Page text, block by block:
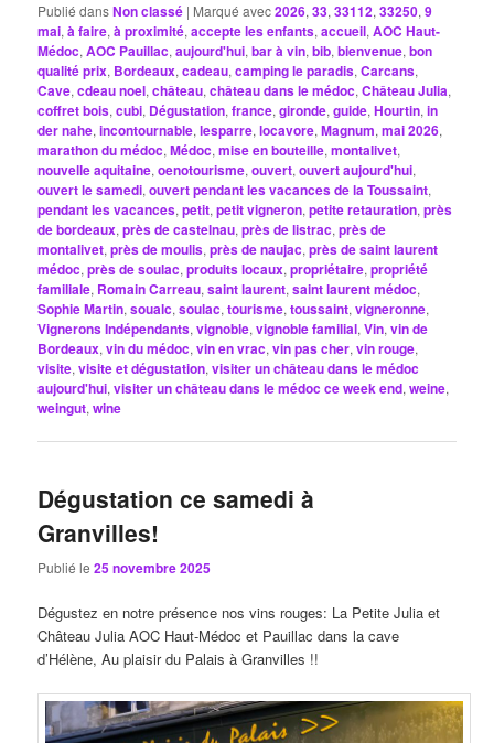
Publié dansNon classé | Marqué avec2026,33,33112,33250,9
mai,à faire,à proximité,accepte les enfants,accueil,AOC Haut-
Médoc,AOC Pauillac,aujourd'hui,bar à vin,bib,bienvenue,bon
qualité prix, Bordeaux,cadeau,camping le paradis,Carcans,
Cave,cdeau noel,château,château dans le médoc,Château Julia,
coffret bois,cubi, Dégustation,france,gironde,guide,Hourtin,in
der nahe,incontournable,lesparre,locavore,Magnum,mai 2026,
marathon du médoc,Médoc,mise en bouteille,montalivet,
nouvelle aquitaine,oenotourisme,ouvert,ouvert aujourd'hui,
ouvert le samedi,ouvert pendant les vacances de la Toussaint,
pendant les vacances,petit,petit vigneron,petite retauration,près
de bordeaux,près de castelnau,près de listrac,près de
montalivet,près de moulis,près de naujac,près de saint laurent
médoc,près de soulac,produits locaux,propriétaire,propriété
familiale, Romain Carreau,saint laurent,saint laurent médoc,
Sophie Martin,soualc,soulac,tourisme,toussaint,vigneronne,
Vignerons Indépendants,vignoble,vignoble familial,Vin,vin de
Bordeaux,vin du médoc,vin en vrac,vin pas cher,vin rouge,
visite,visite et dégustation,visiter un château dans le médoc
aujourd'hui,visiter un château dans le médoc ce week end,weine,
weingut,wine
Dégustation ce samedi à
Granvilles!
Publié le25 novembre 2025
Dégustez en notre présence nos vins rouges: La Petite Julia et
Château Julia AOC Haut-Médoc et Pauillac dans la cave
d’Hélène, Au plaisir du Palais à Granvilles !!